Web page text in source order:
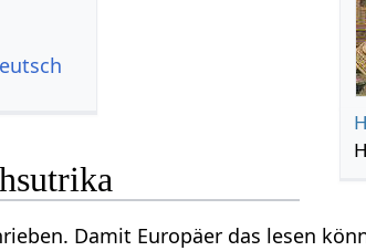
Damit Europäer das lesen